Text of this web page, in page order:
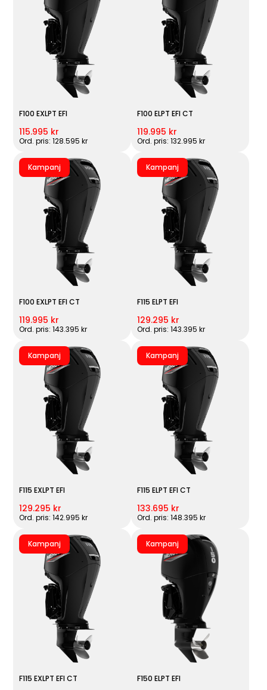
F100 EXLPT EFI
115.995 kr
Ord. pris: 128.595 kr
F100 ELPT EFI CT
119.995 kr
Ord. pris: 132.995 kr
Kampanj
F100 EXLPT EFI CT
119.995 kr
Ord. pris: 143.395 kr
Kampanj
F115 ELPT EFI
129.295 kr
Ord. pris: 143.395 kr
Kampanj
F115 EXLPT EFI
129.295 kr
Ord. pris: 142.995 kr
Kampanj
F115 ELPT EFI CT
133.695 kr
Ord. pris: 148.395 kr
Kampanj
F115 EXLPT EFI CT
Kampanj
F150 ELPT EFI